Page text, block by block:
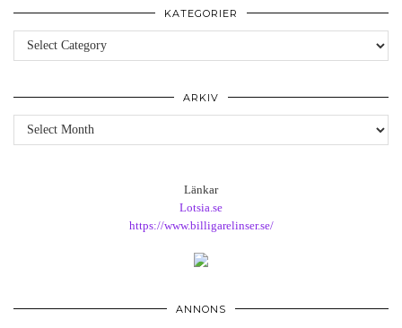
KATEGORIER
Kategorier
ARKIV
Arkiv
Länkar
Lotsia.se
https://www.billigarelinser.se/
ANNONS